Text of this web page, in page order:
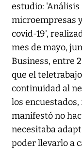
estudio:
microempresas
covid-19',
mes de mayo,
Business, entre
que el
continuidad al
los encuestados,
manifestó no
necesitaba
poder llevarlo a